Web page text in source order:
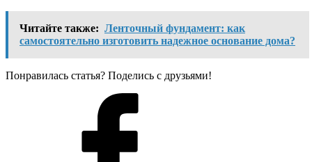
Читайте также: Ленточный фундамент: как
самостоятельно изготовить надежное основание дома?
Понравилась статья? Поделись с друзьями!